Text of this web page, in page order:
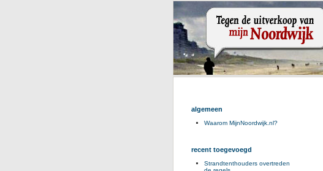
algemeen
Waarom MijnNoordwijk.nl?
recent toegevoegd
Strandtenthouders overtreden